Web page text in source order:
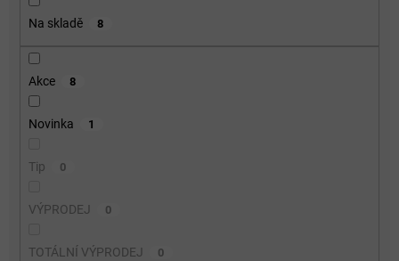
Na skladě 8
Akce 8
Novinka 1
Tip 0
VÝPRODEJ 0
TOTÁLNÍ VÝPRODEJ 0